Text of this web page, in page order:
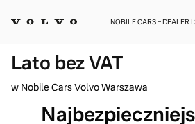
NOBILE CARS – DEALER
Lato bez VAT
w Nobile Cars Volvo Warszawa